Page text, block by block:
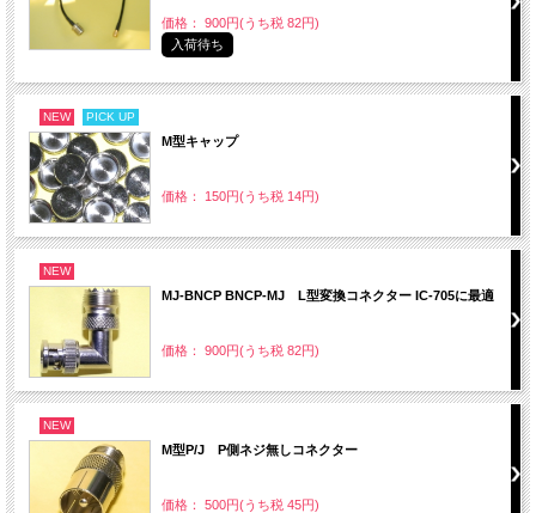
価格： 900円(うち税 82円)
入荷待ち
NEW PICK UP
M型キャップ
価格： 150円(うち税 14円)
NEW
MJ-BNCP BNCP-MJ L型変換コネクター IC-705に最適
価格： 900円(うち税 82円)
NEW
M型P/J P側ネジ無しコネクター
価格： 500円(うち税 45円)